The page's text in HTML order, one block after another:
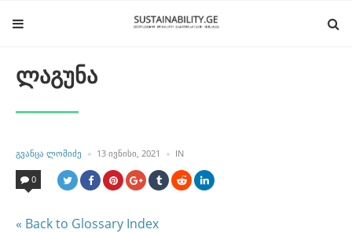
ლაგუნა
POSTED
BY
ᲒᲕᲐᲜᲪᲐ ᲚᲝᲛᲘᲫᲔ 13 ᲘᲕᲜᲘᲡᲘ, 2021 INPOSTED
IN
0
« Back to Glossary Index